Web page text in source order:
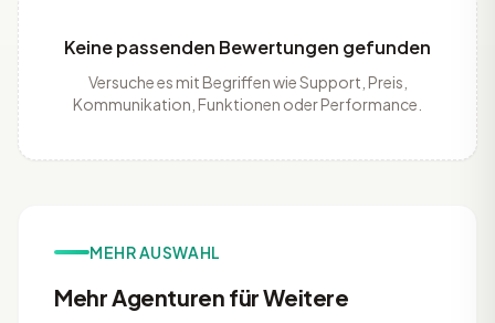
Keine passenden Bewertungen gefunden
Versuche es mit Begriffen wie Support, Preis,
Kommunikation, Funktionen oder Performance.
MEHR AUSWAHL
Mehr Agenturen für Weitere